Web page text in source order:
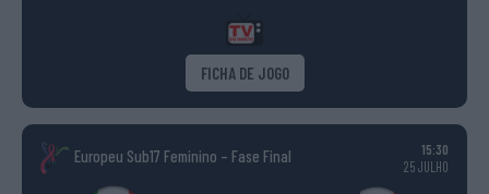
FICHA DE JOGO
Europeu Sub17 Feminino – Fase Final
15:30
25 JULHO